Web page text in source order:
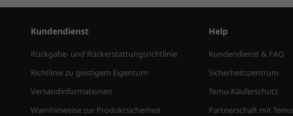
Kundendienst
Rückgabe- und Rückerstattungsrichtlinie
Richtlinie zu geistigem Eigentum
Versandinformationen
Warnhinweise zur Produktsicherheit
Help
Kundendienst & FAQ
Sicherheitszentrum
Temu-Käuferschutz
Partnerschaft mit Temu